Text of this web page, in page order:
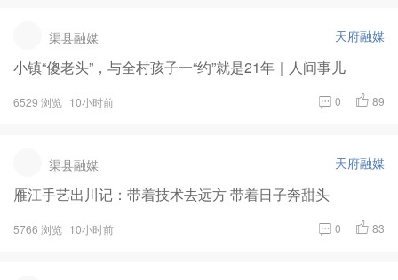
渠县融媒 天府融媒
小镇“傻老头”，与全村孩子一“约”就是21年｜人间事儿
6529 浏览 10小时前 0 89
渠县融媒 天府融媒
雁江手艺出川记：带着技术去远方 带着日子奔甜头
5766 浏览 10小时前 0 83